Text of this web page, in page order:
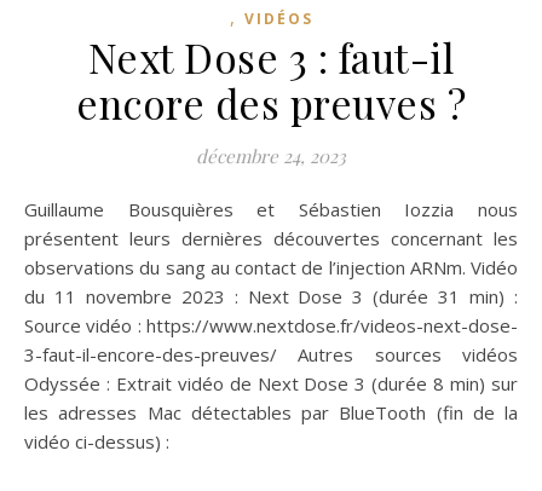
, VIDÉOS
Next Dose 3 : faut-il
encore des preuves ?
décembre 24, 2023
Guillaume Bousquières et Sébastien Iozzia nous
présentent leurs dernières découvertes concernant les
observations du sang au contact de l’injection ARNm. Vidéo
du 11 novembre 2023 : Next Dose 3 (durée 31 min) :
Source vidéo : https://www.nextdose.fr/videos-next-dose-
3-faut-il-encore-des-preuves/ Autres sources vidéos
Odyssée : Extrait vidéo de Next Dose 3 (durée 8 min) sur
les adresses Mac détectables par BlueTooth (fin de la
vidéo ci-dessus) :